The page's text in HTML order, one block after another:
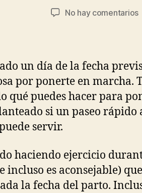
la
No hay comentariosen
a
un día de la fecha
por ponerte en marcha.
qué puedes hacer para
si un paseo rápido
servir.
haciendo ejercicio
incluso es aconsejable)
la fecha del parto.